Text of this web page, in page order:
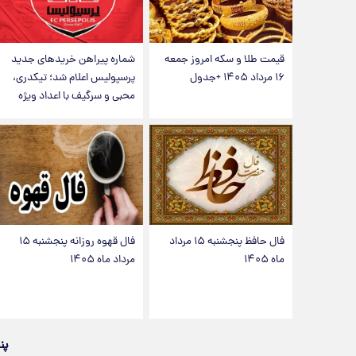
قیمت طلا و سکه امروز جمعه
۱۶ مرداد ۱۴۰۵ +جدول
شماره پیراهن خریدهای جدید
پرسپولیس اعلام شد؛ تیکدری،
محبی و سرگیف با اعداد ویژه
فال حافظ پنجشنبه ۱۵ مرداد
ماه ۱۴۰۵
فال قهوه روزانه پنجشنبه ۱۵
مرداد ماه ۱۴۰۵